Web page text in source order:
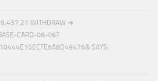
WITHDRAW ➜
CARD-08-06?
SAYS: